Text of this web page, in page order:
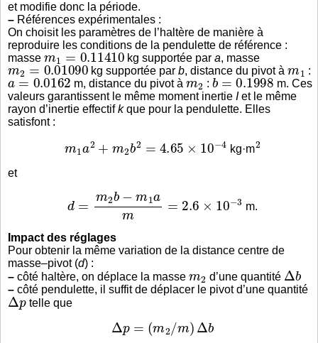
et modifie donc la période.
– Références expérimentales :
On choisit les paramètres de l’haltère de manière à
reproduire les conditions de la pendulette de référence :
masse
m1 =0.11410
kg supportée para, masse
m2=0.01090
kg supportée parb, distance du pivot à :
a=0.0162
m, distance du pivot à
m2
:
b=0.1998
m. Ces
valeurs garantissent le même moment inertie Iet le même
rayon d’inertie effectifkque pour la pendulette. Elles
satisfont :
a2 b2 4.65× − 4
kg·m
2
et
d 2b−m1am= 2.6× 10 3
m.
Impact des réglages
Pour obtenir la même variation de la distance centre de
masse–pivot (d) :
– côté haltère, on déplace la masse d’une quantité
Δ b
– côté pendulette, il suffit de déplacer le pivot d’une quantité
Δp
telle que
Δ m2 )
b